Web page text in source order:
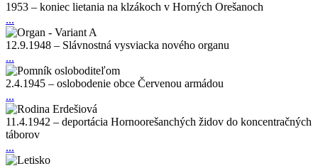
1953 – koniec lietania na klzákoch v Horných Orešanoch
...
12.9.1948 – Slávnostná vysviacka nového organu
...
2.4.1945 – oslobodenie obce Červenou armádou
...
11.4.1942 – deportácia Hornoorešanchých židov do koncentračných
táborov
...